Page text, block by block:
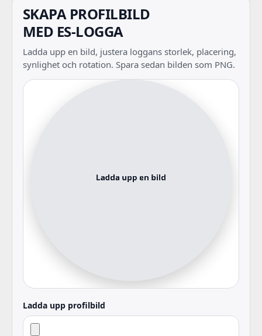
SKAPA PROFILBILD
MED ES-LOGGA
Ladda upp en bild, justera loggans storlek, placering,
synlighet och rotation. Spara sedan bilden som PNG.
Ladda upp profilbild